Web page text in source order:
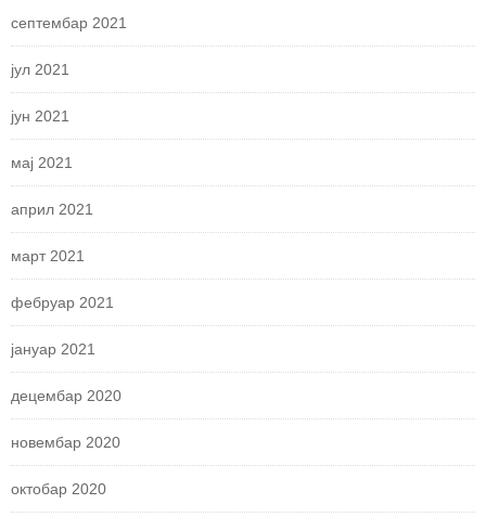
септембар 2021
јул 2021
јун 2021
мај 2021
април 2021
март 2021
фебруар 2021
јануар 2021
децембар 2020
новембар 2020
октобар 2020